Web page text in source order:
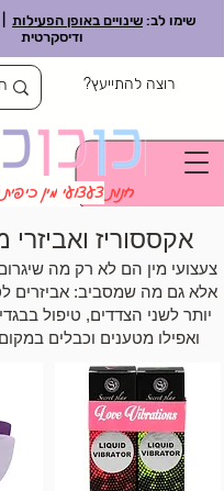
שימו לב: שינויים באופן הפעילות
ודיסקרטית
רוצה להתייעץ?
חנותצעצועי מין
אקססוריז ואביזרי
צעצועי מין הם לא רק מה
אלא גם מה שמסביב: אביזרים
יותר לשני הצדדים, טיפול
ואפילו מטענים וכבלים